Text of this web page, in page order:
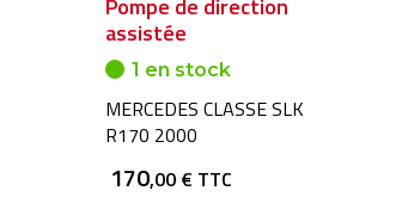
Pompe de direction
assistée
1 en stock
MERCEDES CLASSE SLK
R170 2000
170,00 € TTC